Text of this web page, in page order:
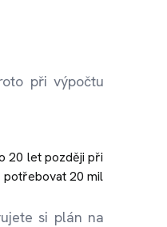
při výpočtu
20 let později při
potřebovat 20 mil
si plán na